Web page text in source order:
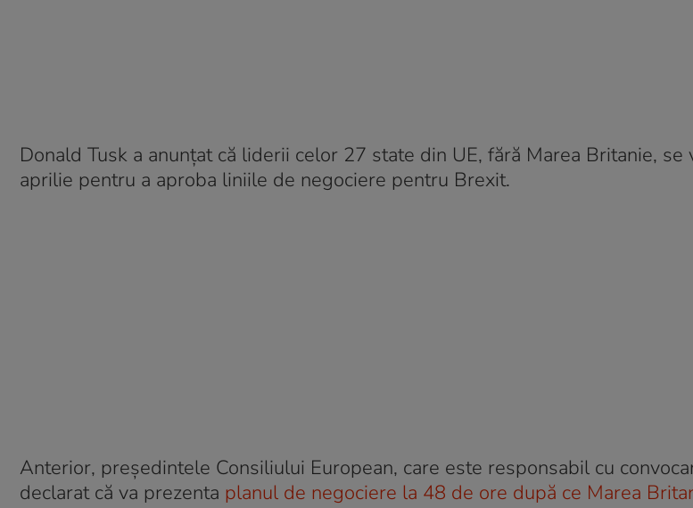
Donald Tusk a anunțat că liderii celor 27 state din UE, fără Marea Britanie,
aprilie pentru a aproba liniile de negociere pentru Brexit.
Anterior, preşedintele Consiliului European, care este responsabil cu
declarat că va prezenta planul de negociere la 48 de ore după ce Marea